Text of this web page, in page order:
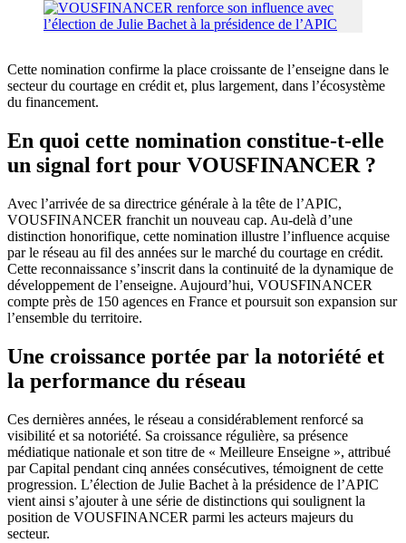
Cette nomination confirme la place croissante de l’enseigne dans le
secteur du courtage en crédit et, plus largement, dans l’écosystème
du financement.
En quoi cette nomination constitue-t-elle
un signal fort pour VOUSFINANCER ?
Avec l’arrivée de sa directrice générale à la tête de l’APIC,
VOUSFINANCER franchit un nouveau cap. Au-delà d’une
distinction honorifique, cette nomination illustre l’influence acquise
par le réseau au fil des années sur le marché du courtage en crédit.
Cette reconnaissance s’inscrit dans la continuité de la dynamique de
développement de l’enseigne. Aujourd’hui, VOUSFINANCER
compte près de 150 agences en France et poursuit son expansion sur
l’ensemble du territoire.
Une croissance portée par la notoriété et
la performance du réseau
Ces dernières années, le réseau a considérablement renforcé sa
visibilité et sa notoriété. Sa croissance régulière, sa présence
médiatique nationale et son titre de « Meilleure Enseigne », attribué
par Capital pendant cinq années consécutives, témoignent de cette
progression. L’élection de Julie Bachet à la présidence de l’APIC
vient ainsi s’ajouter à une série de distinctions qui soulignent la
position de VOUSFINANCER parmi les acteurs majeurs du
secteur.